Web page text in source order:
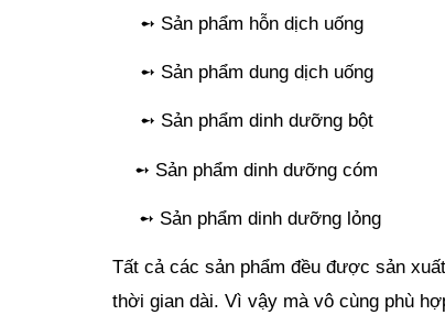
➻ Sản phẩm hỗn dịch uống
➻ Sản phẩm dung dịch uống
➻ Sản phẩm dinh dưỡng bột
➻ Sản phẩm dinh dưỡng cóm
➻ Sản phẩm dinh dưỡng lỏng
Tất cả các sản phẩm đều được sản
thời gian dài. Vì vậy mà vô cùng phù